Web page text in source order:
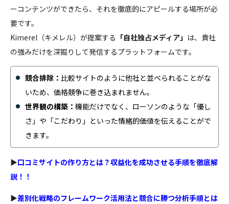
ーコンテンツができたら、それを徹底的にアピールする場所が必
要です。
Kimerel（キメレル）が提案する 「自社独占メディア」 は、貴社
の強みだけを深掘りして発信するプラットフォームです。
競合排除： 比較サイトのように他社と並べられることがな
いため、価格競争に巻き込まれません。
世界観の構築： 機能だけでなく、ローソンのような「優し
さ」や「こだわり」といった情緒的価値を伝えることがで
きます。
▶口コミサイトの作り方とは？収益化を成功させる手順を徹底解
説！！
▶差別化戦略のフレームワーク活用法と競合に勝つ分析手順とは